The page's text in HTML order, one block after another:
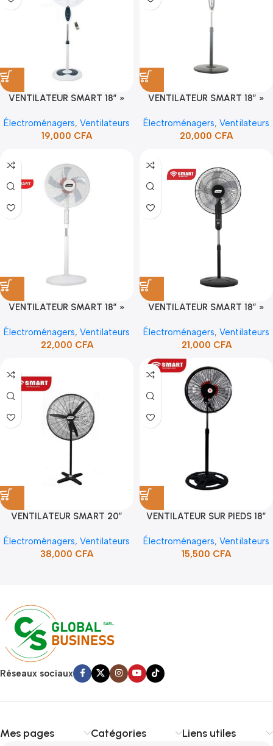
VENTILATEUR SMART 18″ »
Électroménagers, Ventilateurs
19,000 CFA
VENTILATEUR SMART 18″ »
Électroménagers, Ventilateurs
20,000 CFA
VENTILATEUR SMART 18″ »
Électroménagers, Ventilateurs
22,000 CFA
VENTILATEUR SMART 18″ »
Électroménagers, Ventilateurs
21,000 CFA
VENTILATEUR SMART 20″
Électroménagers, Ventilateurs
38,000 CFA
VENTILATEUR SUR PIEDS 18″
Électroménagers, Ventilateurs
15,500 CFA
Réseaux sociaux
Mes pages Catégories Liens utiles